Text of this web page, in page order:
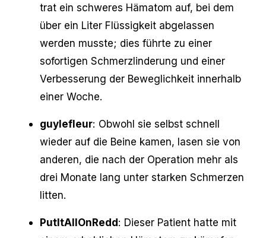
trat ein schweres Hämatom auf, bei dem
über ein Liter Flüssigkeit abgelassen
werden musste; dies führte zu einer
sofortigen Schmerzlinderung und einer
Verbesserung der Beweglichkeit innerhalb
einer Woche.
guylefleur: Obwohl sie selbst schnell
wieder auf die Beine kamen, lasen sie von
anderen, die nach der Operation mehr als
drei Monate lang unter starken Schmerzen
litten.
PutItAllOnRedd: Dieser Patient hatte mit